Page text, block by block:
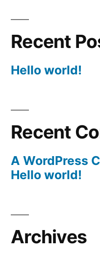
Recent
Hello world!
Recent
A WordPress
Hello world!
Archives